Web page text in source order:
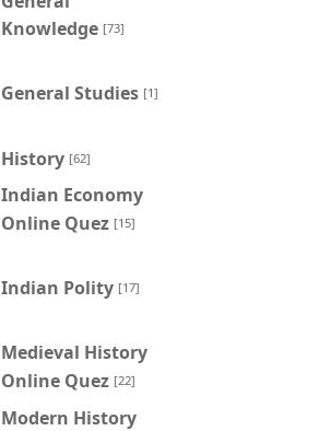
Knowledge [73]
General Studies [1]
History [62]
Indian Economy
Online Quez [15]
Indian Polity [17]
Medieval History
Online Quez [22]
Modern History